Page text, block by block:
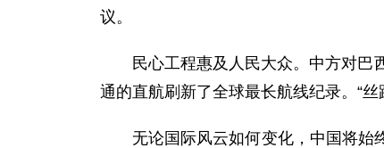
议。
民心工程惠及人民大众。中方对巴
通的直航刷新了全球最长航线纪录。“
无论国际风云如何变化，中国将始